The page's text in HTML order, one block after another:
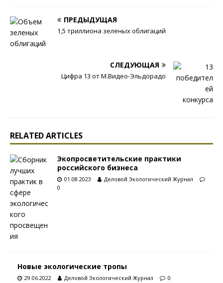
ПРЕДЫДУЩАЯ
1,5 триллиона зеленых облигаций
СЛЕДУЮЩАЯ
Цифра 13 от М.Видео-Эльдорадо
RELATED ARTICLES
Экопросветительские практики
российского бизнеса
01.08.2023
Деловой Экологический Журнал
0
Новые экологические тропы
29.06.2022 Деловой Экологический Журнал 0